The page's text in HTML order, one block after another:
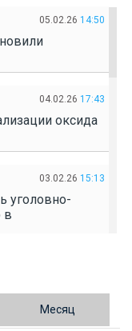
05.02.26 14:50
04.02.26 17:43
оксида
03.02.26 15:13
уголовно-
в
выращивание
Месяц